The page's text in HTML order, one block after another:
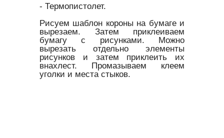
- Термопистолет.
Рисуем шаблон короны на бумаге и
вырезаем. Затем приклеиваем
бумагу с рисунками. Можно
вырезать отдельно элементы
рисунков и затем приклеить их
внахлест. Промазываем клеем
уголки и места стыков.